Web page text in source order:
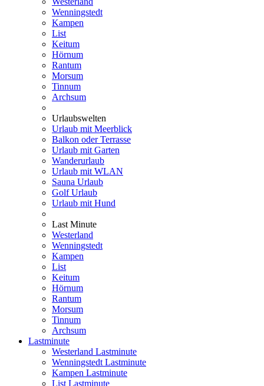
Wenningstedt
Kampen
List
Keitum
Hörnum
Rantum
Morsum
Tinnum
Archsum
Urlaubswelten
Urlaub mit Meerblick
Balkon oder Terrasse
Urlaub mit Garten
Wanderurlaub
Urlaub mit WLAN
Sauna Urlaub
Golf Urlaub
Urlaub mit Hund
Last Minute
Westerland
Wenningstedt
Kampen
List
Keitum
Hörnum
Rantum
Morsum
Tinnum
Archsum
Lastminute
Westerland Lastminute
Wenningstedt Lastminute
Kampen Lastminute
List Lastminute